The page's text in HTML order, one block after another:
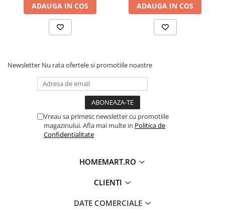
ADAUGA IN COS ADAUGA IN COS
Newsletter Nu rata ofertele si promotiile noastre
Vreau sa primesc newsletter cu promotiile
magazinului. Afla mai multe in Politica de
Confidentialitate
HOMEMART.RO
CLIENTI
DATE COMERCIALE